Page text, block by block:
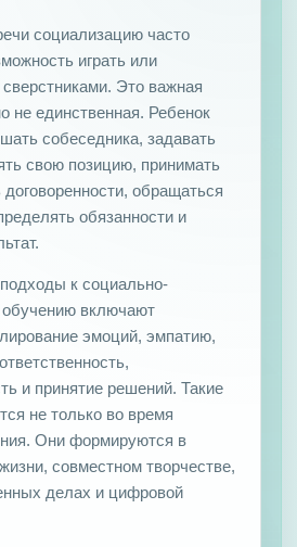
социализацию часто
играть или
сверстниками. Это важная
не единственная. Ребенок
собеседника, задавать
свою позицию, принимать
обращаться
обязанности и
к социально-
включают
эмоций, эмпатию,
и принятие решений. Такие
не только во время
Они формируются в
совместном творчестве,
делах и цифровой